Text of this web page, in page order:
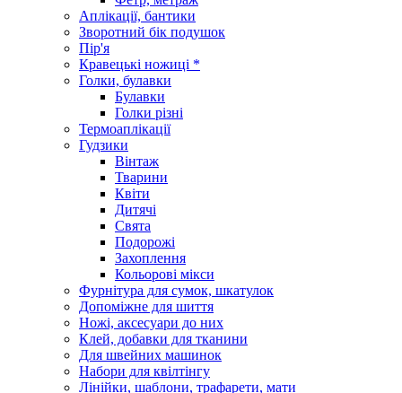
Аплікації, бантики
Зворотний бік подушок
Пір'я
Кравецькі ножиці *
Голки, булавки
Булавки
Голки різні
Термоаплікації
Гудзики
Вінтаж
Тварини
Квіти
Дитячі
Свята
Подорожі
Захоплення
Кольорові мікси
Фурнітура для сумок, шкатулок
Допоміжне для шиття
Ножі, аксесуари до них
Клей, добавки для тканини
Для швейних машинок
Набори для квілтінгу
Лінійки, шаблони, трафарети, мати